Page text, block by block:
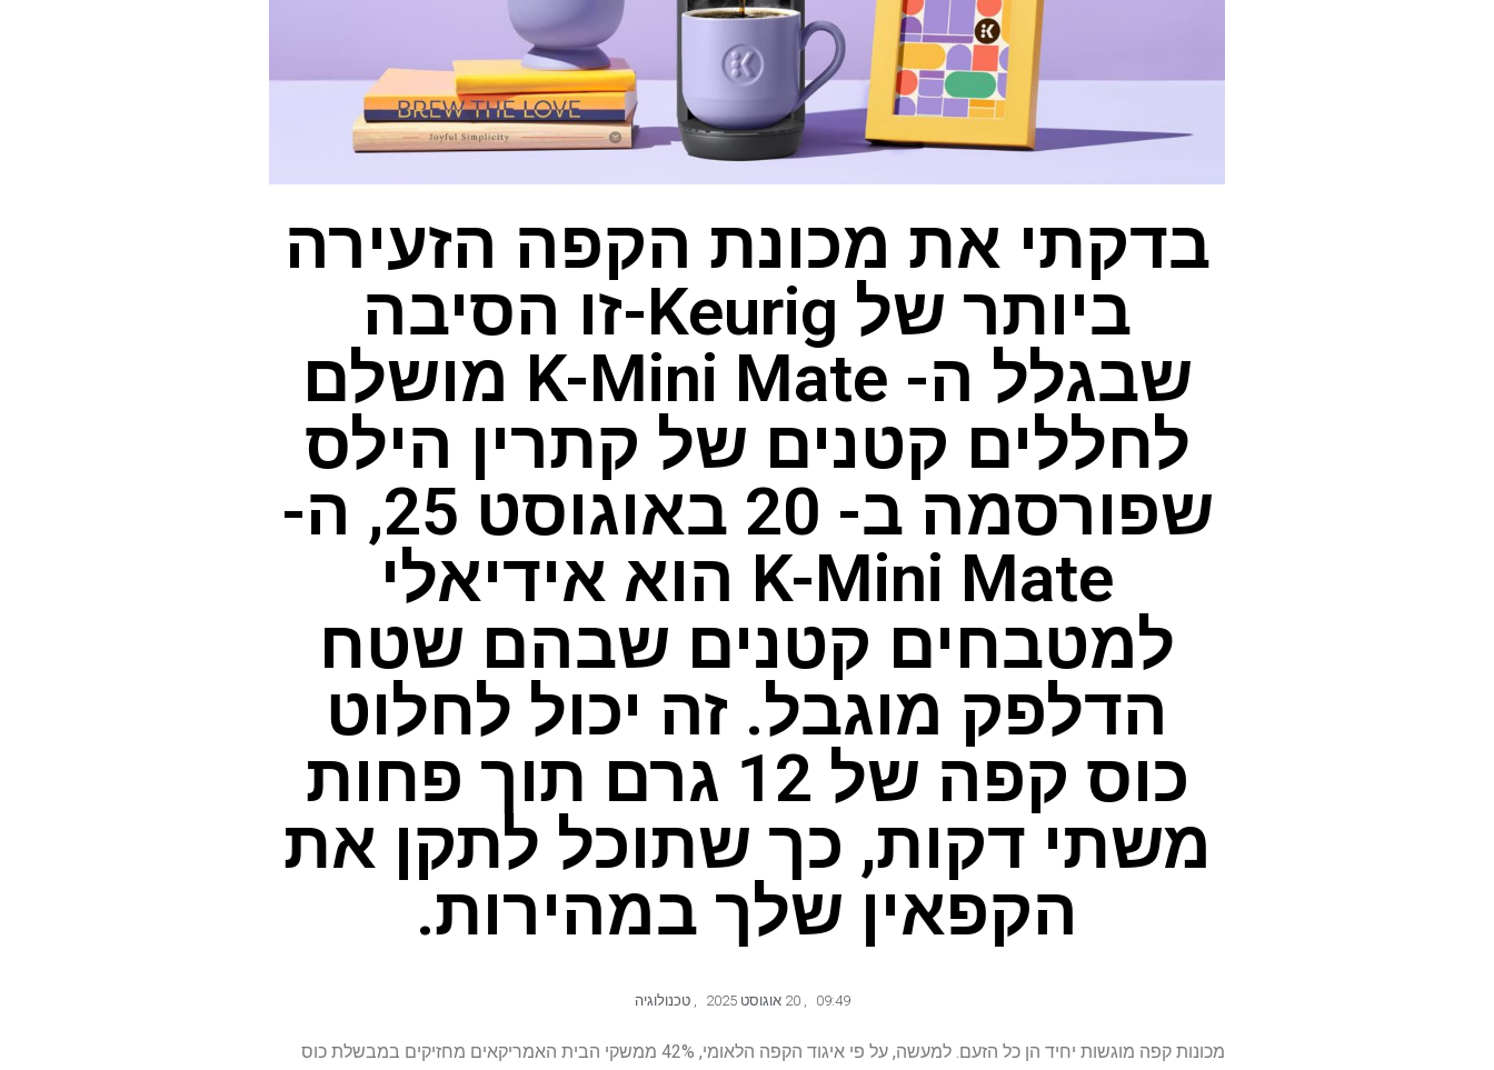
בדקתי את מכונת הקפה הזעירה
ביותר של Keurig-זו הסיבה
שבגלל ה- K-Mini Mate מושלם
לחללים קטנים של קתרין הילס
שפורסמה ב- 20 באוגוסט 25, ה-
K-Mini Mate הוא אידיאלי
למטבחים קטנים שבהם שטח
הדלפק מוגבל. זה יכול לחלוט
כוס קפה של 12 גרם תוך פחות
משתי דקות, כך שתוכל לתקן את
הקפאין שלך במהירות.
09:49
,
, טכנולוגיה
מכונות קפה מוגשות יחיד הן כל הזעם. למעשה, על פי איגוד הקפה הלאומי, 42% ממשקי הבית האמריקאים מחזיקים במבשלת כוס